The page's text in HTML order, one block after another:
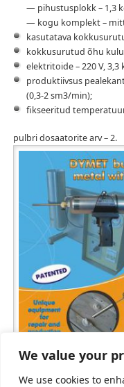
We value your
We use cookies to
— pihustusplokk – 1,3
— kogu komplekt –
kasutatava
kokkusurutud õhu
elektritoide – 220 V, 3,3
produktiivsus
(0,3-2 sm3/min);
fikseeritud
pulbri dosaatorite arv – 2.